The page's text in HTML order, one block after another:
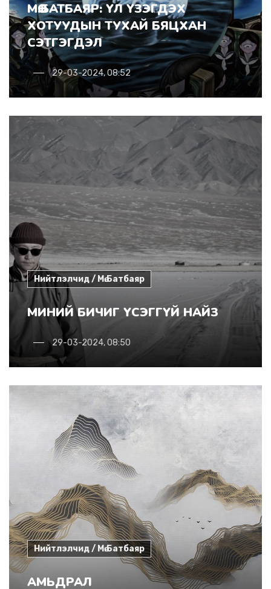
МӨ.БАТБАЯР: ҮЛ ҮЗЭГДЭХ
ХОТУУДЫН ТУХАЙ БЯЦХАН
СЭТГЭГДЭЛ
29-03-2024, 08:52
Нийтлэлчид / Мө.Батбаяр
МИНИЙ БИЧИГ ҮСЭГГҮЙ НАЙЗ
29-03-2024, 08:50
Нийтлэлчид / Мө.Батбаяр
АМЬДРАЛ